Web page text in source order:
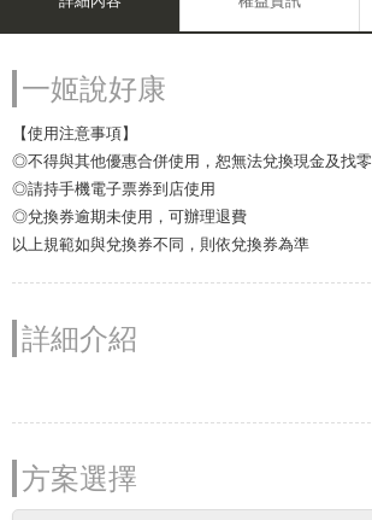
一姬說好康
【使用注意事項】
◎不得與其他優惠合併使用，恕無法兌換現金及找零
◎請持手機電子票券到店使用
◎兌換券逾期未使用，可辦理退費
以上規範如與兌換券不同，則依兌換券為準
詳細介紹
方案選擇